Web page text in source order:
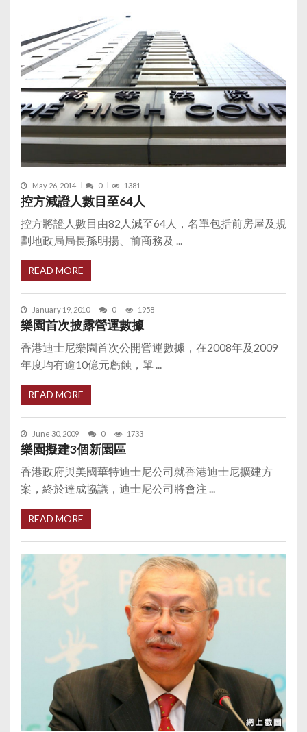
May 26, 2014 0 1381
控方減證人數目至64人
控方將證人數目由82人減至64人，名單包括前房屋及規
劃地政局局長孫明揚、前商務及 ...
READ MORE
January 19, 2010 0 1958
樂園首次披露營運數據
香港迪士尼樂園首次公開營運數據，在2008年及2009
年度均有逾10億元虧蝕，單 ...
READ MORE
June 30, 2009 0 1733
樂園擬建3個新園區
香港政府與美國華特迪士尼公司就香港迪士尼擴建方
案，終於達成協議，迪士尼公司將會注 ...
READ MORE